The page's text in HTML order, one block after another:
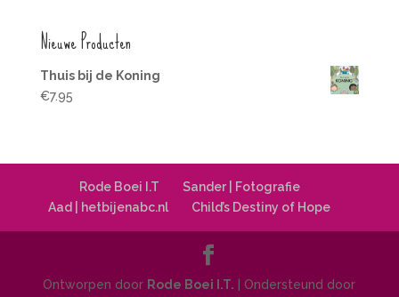
Nieuwe Producten
Thuis bij de Koning
€7.95
Rode Boei I.T
Sander | Fotografie
Aad | hetbijenabc.nl
Child’s Destiny of Hope
Ontworpen door Rode Boei I.T. | Ondersteund door